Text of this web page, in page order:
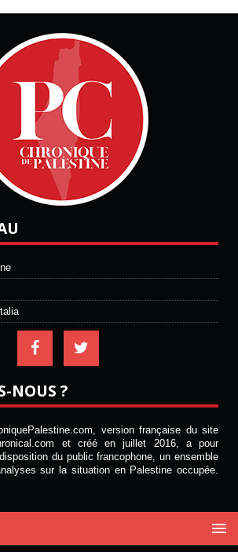
NOUS ?
version française du site
et créé en juillet 2016, a pour
du public francophone, un ensemble
sur la situation en Palestine occupée.